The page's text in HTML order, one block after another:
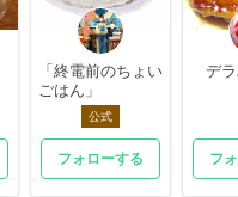
「終電前のちょい
ごはん」
公式
フォローする
デ
フ